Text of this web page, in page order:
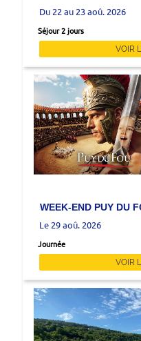
Du 22 au 23 aoû. 2026
Séjour 2 jours
VOIR
WEEK-END PUY DU
Le 29 aoû. 2026
Journée
VOIR